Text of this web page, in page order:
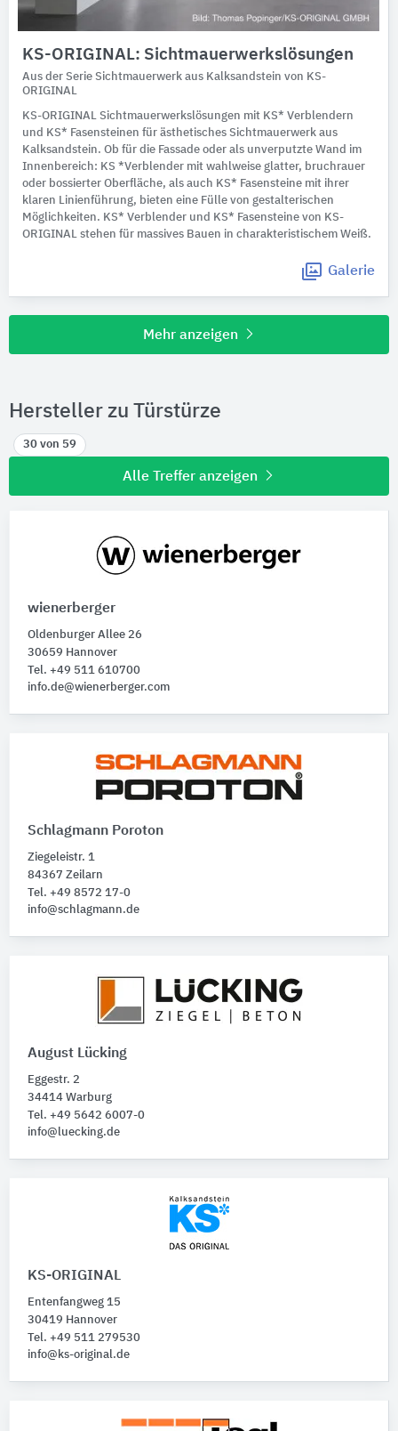
KS-ORIGINAL: Sichtmauerwerkslösungen
Aus der Serie Sichtmauerwerk aus Kalksandstein von KS-
ORIGINAL
KS-ORIGINAL Sichtmauerwerkslösungen mit KS* Verblendern
und KS* Fasensteinen für ästhetisches Sichtmauerwerk aus
Kalksandstein. Ob für die Fassade oder als unverputzte Wand im
Innenbereich: KS *Verblender mit wahlweise glatter, bruchrauer
oder bossierter Oberfläche, als auch KS* Fasensteine mit ihrer
klaren Linienführung, bieten eine Fülle von gestalterischen
Möglichkeiten. KS* Verblender und KS* Fasensteine von KS-
ORIGINAL stehen für massives Bauen in charakteristischem Weiß.
Galerie
Mehr anzeigen
Hersteller zu Türstürze
30 von 59
Alle Treffer anzeigen
wienerberger
Oldenburger Allee 26
30659 Hannover
Tel. +49 511 610700
info.de@wienerberger.com
Schlagmann Poroton
Ziegeleistr. 1
84367 Zeilarn
Tel. +49 8572 17-0
info@schlagmann.de
August Lücking
Eggestr. 2
34414 Warburg
Tel. +49 5642 6007-0
info@luecking.de
KS-ORIGINAL
Entenfangweg 15
30419 Hannover
Tel. +49 511 279530
info@ks-original.de